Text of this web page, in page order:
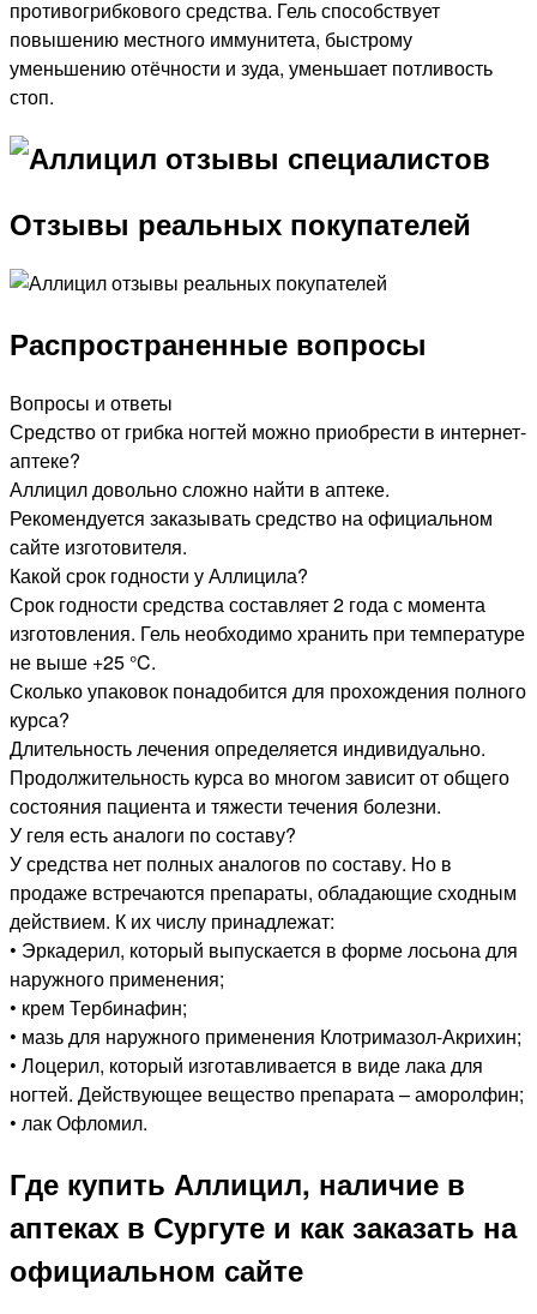
противогрибкового средства. Гель способствует
повышению местного иммунитета, быстрому
уменьшению отёчности и зуда, уменьшает потливость
стоп.
Отзывы реальных покупателей
Распространенные вопросы
Вопросы и ответы
Средство от грибка ногтей можно приобрести в интернет-
аптеке?
Аллицил довольно сложно найти в аптеке.
Рекомендуется заказывать средство на официальном
сайте изготовителя.
Какой срок годности у Аллицила?
Срок годности средства составляет 2 года с момента
изготовления. Гель необходимо хранить при температуре
не выше +25 °C.
Сколько упаковок понадобится для прохождения полного
курса?
Длительность лечения определяется индивидуально.
Продолжительность курса во многом зависит от общего
состояния пациента и тяжести течения болезни.
У геля есть аналоги по составу?
У средства нет полных аналогов по составу. Но в
продаже встречаются препараты, обладающие сходным
действием. К их числу принадлежат:
• Эркадерил, который выпускается в форме лосьона для
наружного применения;
• крем Тербинафин;
• мазь для наружного применения Клотримазол-Акрихин;
• Лоцерил, который изготавливается в виде лака для
ногтей. Действующее вещество препарата – аморолфин;
• лак Офломил.
Где купить Аллицил, наличие в
аптеках в Сургуте и как заказать на
официальном сайте